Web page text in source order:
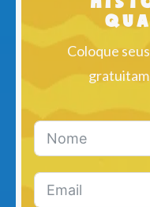
Coloque